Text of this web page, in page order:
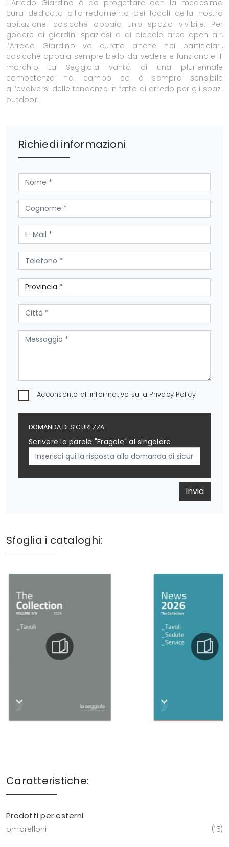
L’Arredo Giardino è da progettare con la medesima
cura dedicata all'arredamento dei locali della nostra
abitazione, cosicché appaia uno spazio vivibile. Per
godere di giardini spaziosi o di piccole aree open air,
l’Arredo Giardino va curato anche nei particolari,
cosicché appaia sempre bello da vedere e funzionale. Il
marchio La Seggiola vanta di una pluriennale
competenza nel campo ed è sempre sensibile
all’evolversi delle tendenze in fatto di arredo per gli spazi
outdoor.
Richiedi informazioni
Acconsento all'informativa sulla Privacy Policy
DOMANDA DI SICUREZZA
Scrivere la parola "Fragole" al singolare
Invia
Sfoglia i cataloghi:
Caratteristiche:
Prodotti per esterni
ombrelloni 15